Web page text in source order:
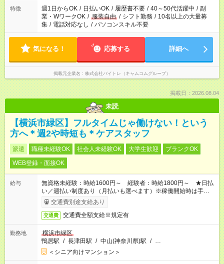
特徴 週1日からOK / 日払いOK / 履歴書不要 / 40～50代活躍中 / 副
業・WワークOK / 服装自由 / シフト勤務 / 10名以上の大量募
集 / 電話対応なし / パソコンスキル不要
気になる！ 応募する 詳細へ
掲載元企業名 株式会社バイトレ（キャムコムグループ）
掲載日：2026.08.04
未読
【横浜市緑区】フルタイムじゃ働けない！という
方へ＊週2や時短も＊ケアスタッフ
派遣 職種未経験OK 社会人未経験OK 大学生歓迎
ブランクOK
WEB登録・面接OK
給与
無資格未経験：時給1600円～ 経験者：時給1800円～ ★日払
い／週払い制度あり（月払いも選べます）※稼働開始時は手続き
完了次第のお支払いとなります。
交通費別途支給あり
交通費 交通費全額支給※規定有
勤務地
横浜市緑区
鴨居駅 / 長津田駅 / 中山(神奈川県)駅 / …
＜シニア向けマンション＞